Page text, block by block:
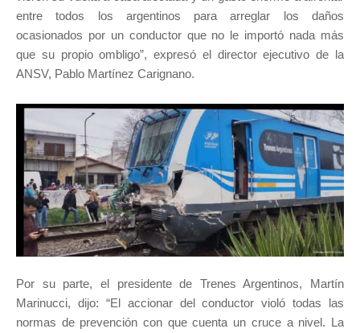
entre todos los argentinos para arreglar los daños
ocasionados por un conductor que no le importó nada más
que su propio ombligo”, expresó el director ejecutivo de la
ANSV, Pablo Martínez Carignano.
Por su parte, el presidente de Trenes Argentinos, Martín
Marinucci, dijo: “El accionar del conductor violó todas las
normas de prevención con que cuenta un cruce a nivel. La